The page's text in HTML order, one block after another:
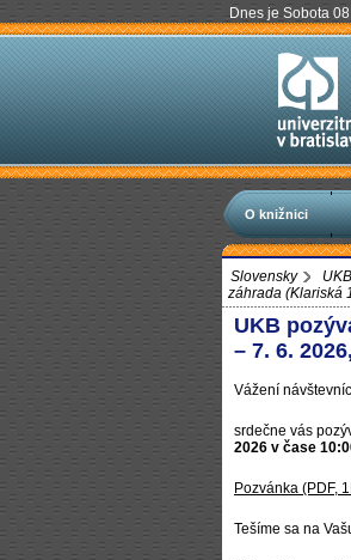
Dnes je Sobota
O knižnici
Slovensky
záhrada (Klariská
UKB
– 7. 6.
Vážení
srdečne vás
2026 v čase
Pozvánka (PDF,
Tešíme sa na